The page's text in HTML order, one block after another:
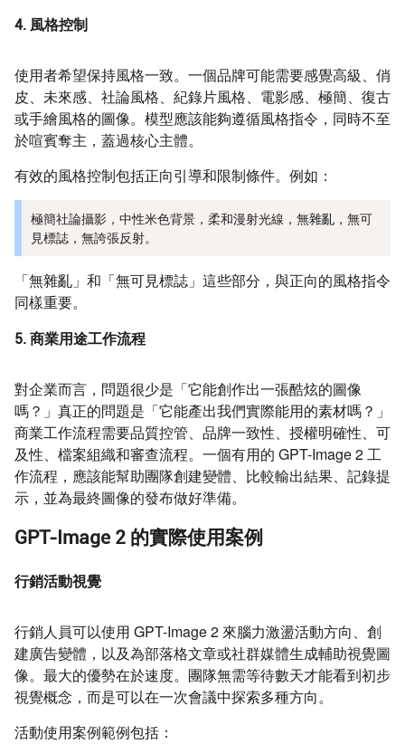
4. 風格控制
使用者希望保持風格一致。一個品牌可能需要感覺高級、俏
皮、未來感、社論風格、紀錄片風格、電影感、極簡、復古
或手繪風格的圖像。模型應該能夠遵循風格指令，同時不至
於喧賓奪主，蓋過核心主體。
有效的風格控制包括正向引導和限制條件。例如：
極簡社論攝影，中性米色背景，柔和漫射光線，無雜亂，無可
見標誌，無誇張反射。
「無雜亂」和「無可見標誌」這些部分，與正向的風格指令
同樣重要。
5. 商業用途工作流程
對企業而言，問題很少是「它能創作出一張酷炫的圖像
嗎？」真正的問題是「它能產出我們實際能用的素材嗎？」
商業工作流程需要品質控管、品牌一致性、授權明確性、可
及性、檔案組織和審查流程。一個有用的 GPT-Image 2 工
作流程，應該能幫助團隊創建變體、比較輸出結果、記錄提
示，並為最終圖像的發布做好準備。
GPT-Image 2 的實際使用案例
行銷活動視覺
行銷人員可以使用 GPT-Image 2 來腦力激盪活動方向、創
建廣告變體，以及為部落格文章或社群媒體生成輔助視覺圖
像。最大的優勢在於速度。團隊無需等待數天才能看到初步
視覺概念，而是可以在一次會議中探索多種方向。
活動使用案例範例包括：